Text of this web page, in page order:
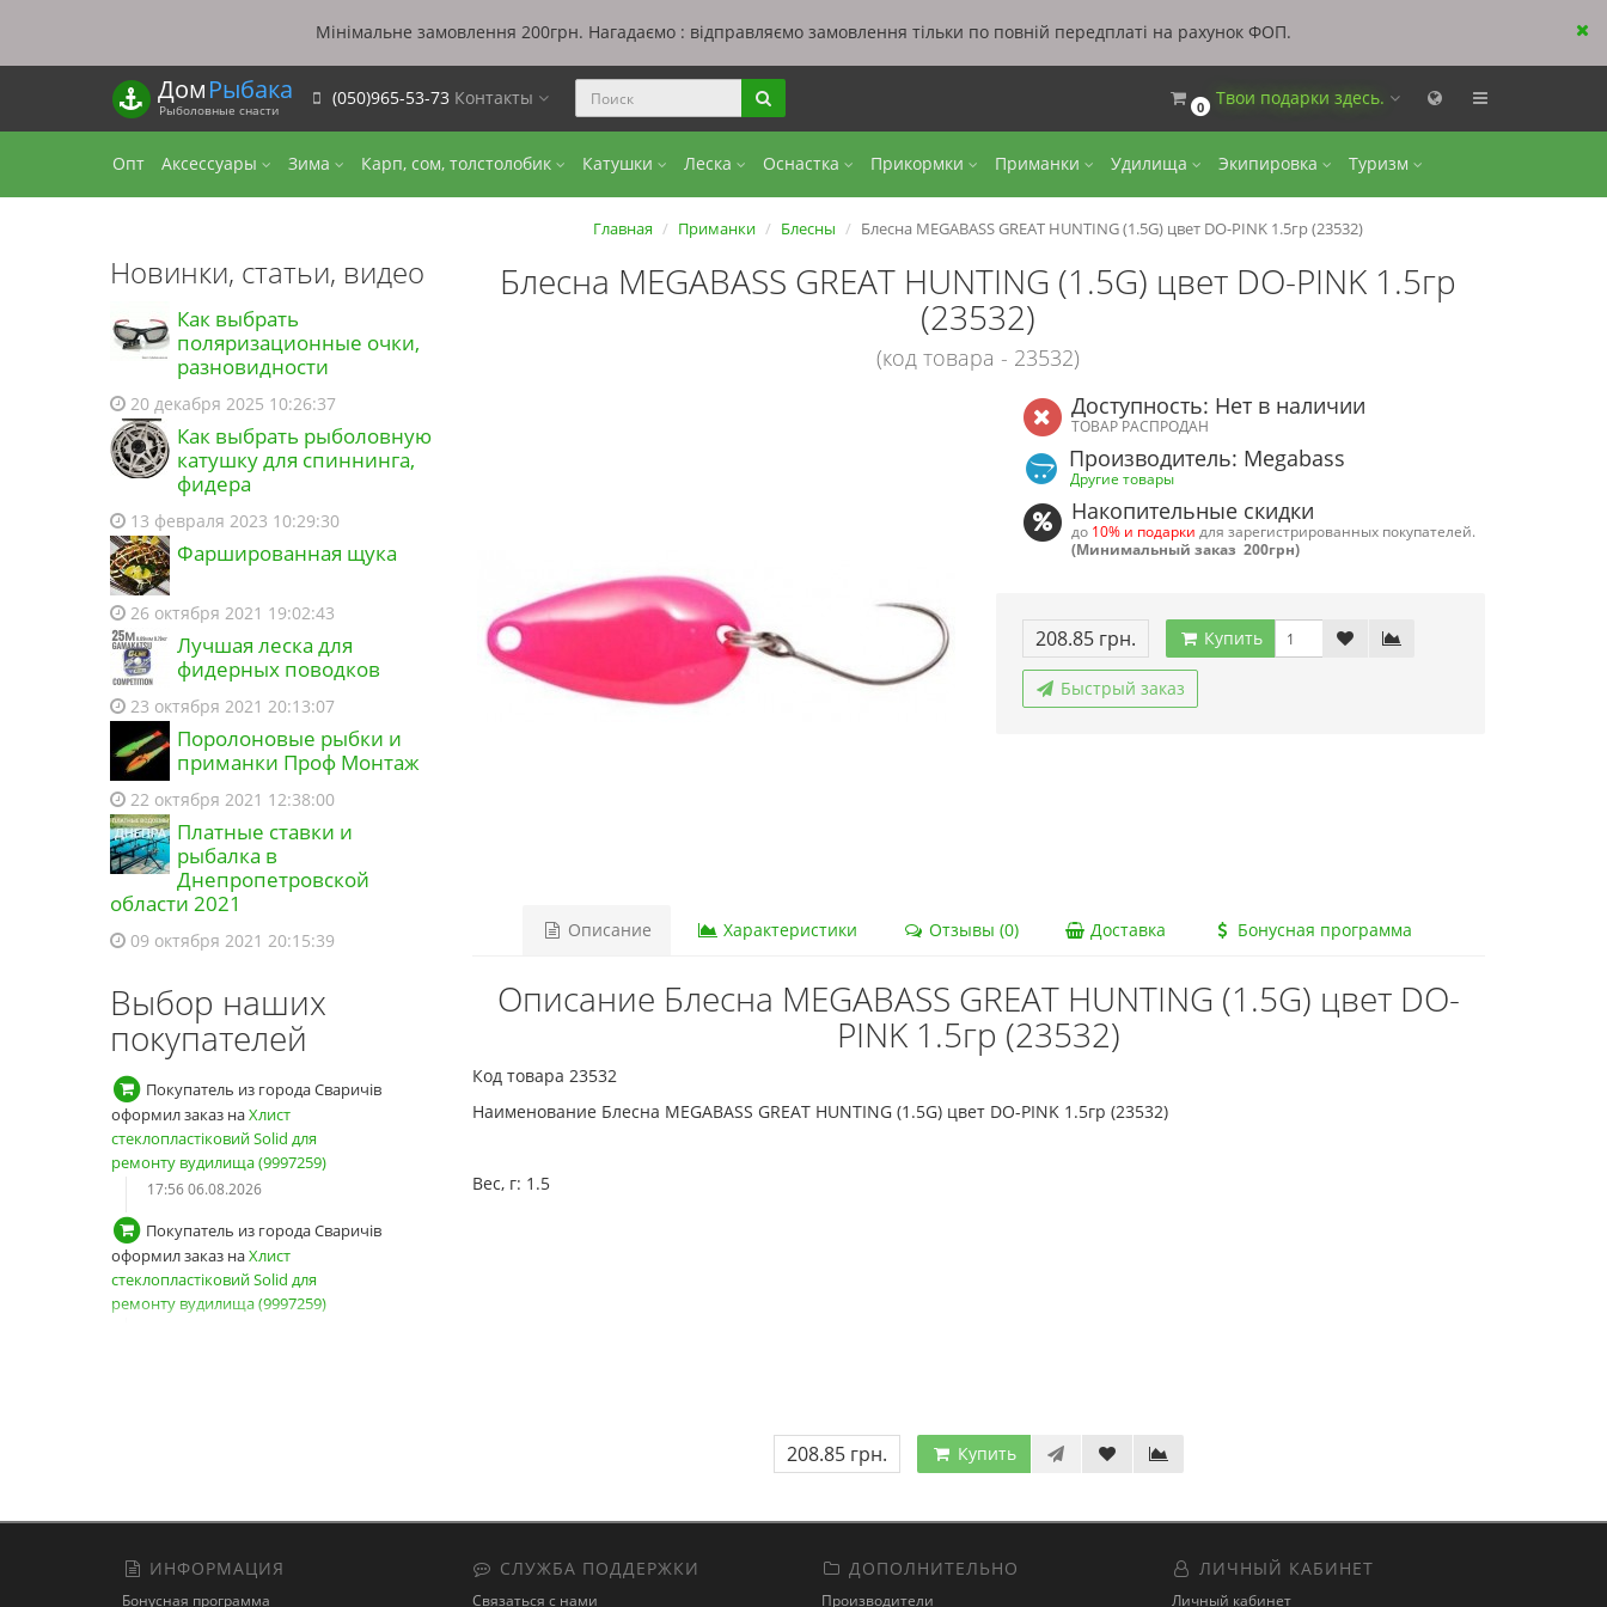
Мінімальне замовлення 200грн. Нагадаємо : відправляємо замовлення тільки по повній передплаті на рахунок ФОП.
ДомРыбака
Рыболовные снасти
(050)965-53-73 Контакты 0 Твои подарки здесь.
Опт Аксессуары Зима Карп, сом, толстолобик Катушки Леска Оснастка Прикормки Приманки Удилища Экипировка Туризм
Новинки, статьи, видео
Как выбрать
поляризационные очки,
разновидности
20 декабря 2025 10:26:37
Как выбрать рыболовную
катушку для спиннинга,
фидера
13 февраля 2023 10:29:30
Фаршированная щука
26 октября 2021 19:02:43
Лучшая леска для
фидерных поводков
23 октября 2021 20:13:07
Поролоновые рыбки и
приманки Проф Монтаж
22 октября 2021 12:38:00
Платные ставки и
рыбалка в
Днепропетровской
области 2021
09 октября 2021 20:15:39
Выбор наших
покупателей
Покупатель из города Сваричів
оформил заказ наХлист
стеклопластіковий Solid для
ремонту вудилища (9997259)
17:56 06.08.2026
Покупатель из города Сваричів
оформил заказ наХлист
стеклопластіковий Solid для
ремонту вудилища (9997259)
Покупатель оформил заказ на
Снасть на товстолоба "Кошик-
Главная Приманки Блесны Блесна MEGABASS GREAT HUNTING (1.5G) цвет DO-PINK 1.5гр (23532)
Блесна MEGABASS GREAT HUNTING (1.5G) цвет DO-PINK 1.5гр
(23532)
(код товара - 23532)
Доступность: Нет в наличии
ТОВАР РАСПРОДАН
Производитель: Megabass
Другие товары
Накопительные скидки
до 10% и подарки для зарегистрированных покупателей.
(Минимальный заказ 200грн)
208.85 грн. Купить
Быстрый заказ
Описание Характеристики Отзывы (0) Доставка Бонусная программа
Описание Блесна MEGABASS GREAT HUNTING (1.5G) цвет DO-
PINK 1.5гр (23532)
Код товара 23532
Наименование Блесна MEGABASS GREAT HUNTING (1.5G) цвет DO-PINK 1.5гр (23532)
Вес, г: 1.5
208.85 грн. Купить
ИНФОРМАЦИЯ
Бонусная программа
СЛУЖБА ПОДДЕРЖКИ
Связаться с нами
ДОПОЛНИТЕЛЬНО
Производители
ЛИЧНЫЙ КАБИНЕТ
Личный кабинет